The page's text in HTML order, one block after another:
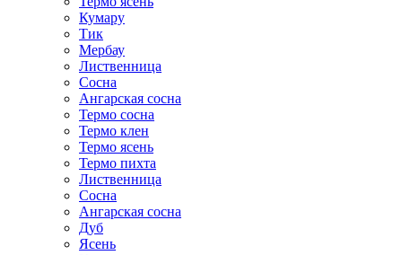
Кумару
Тик
Мербау
Лиственница
Сосна
Ангарская сосна
Термо сосна
Термо клен
Термо ясень
Термо пихта
Лиственница
Сосна
Ангарская сосна
Дуб
Ясень